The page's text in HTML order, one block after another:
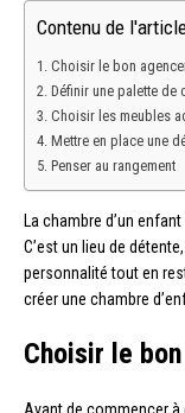
Contenu de
Choisir le bon
Définir une palette de
Choisir les meubles
Mettre en place une
Penser au rangement
La chambre d’un
C’est un lieu de
personnalité tout en
créer une chambre
Choisir le